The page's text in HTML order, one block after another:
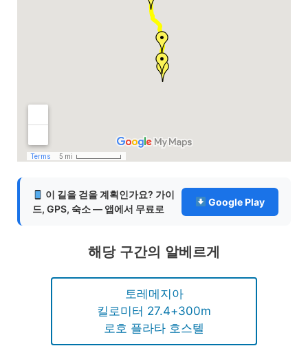
이 길을 걷을 계획인가요? 가이
드, GPS, 숙소 — 앱에서 무료로
Google Play
해당 구간의 알베르게
토레메지아
킬로미터 27.4+300m
로호 플라타 호스텔